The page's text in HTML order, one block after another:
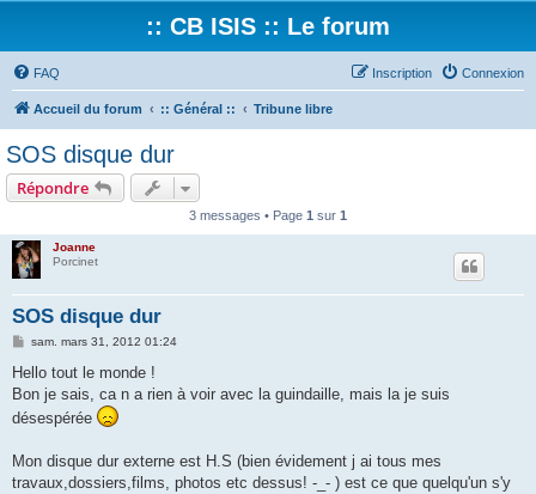
:: CB ISIS :: Le forum
FAQ Connexion
Inscription
Accueil du forum :: Général :: Tribune libre
SOS disque dur
Répondre
3 messages • Page 1 sur 1
Joanne
Porcinet
SOS disque dur
M
s
a
g
e
sam. mars 31, 2012 01:24
Hello tout le monde !
Bon je sais, ca n a rien à voir avec la guindaille, mais la je suis
désespérée
Mon disque dur externe est H.S (bien évidement j ai tous mes
travaux,dossiers,films, photos etc dessus! -_- ) est ce que quelqu'un s'y